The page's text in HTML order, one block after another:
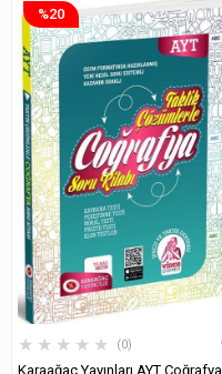
★ ★ ★ ★ ★ 0
Karaağaç Yayınları AYT Coğrafya
%20